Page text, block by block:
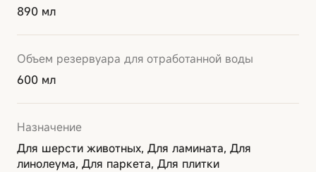
890 мл
Объем резервуара для отработанной воды
600 мл
Назначение
Для шерсти животных, Для ламината, Для
линолеума, Для паркета, Для плитки